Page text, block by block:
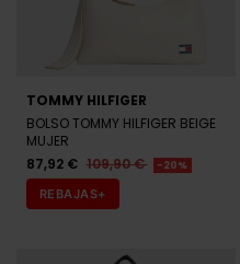
TOMMY HILFIGER
MUJER
87,92 € 109,90 € -20%
REBAJAS+